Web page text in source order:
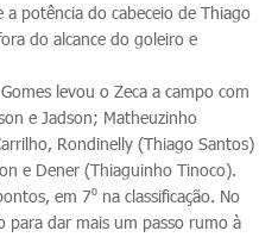
potência do cabeceio de Thiago
do alcance do goleiro e
levou o Zeca a campo com
e Jadson; Matheuzinho
Rondinelly (Thiago Santos)
e Dener (Thiaguinho Tinoco).
em 7⁰ na classificação. No
para dar mais um passo rumo à